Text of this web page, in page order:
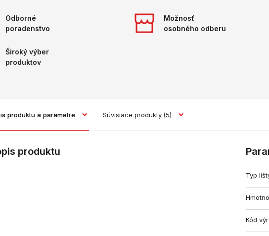
Odborné
poradenstvo
Možnosť
osobného odberu
Široký výber
produktov
produktu a parametre Súvisiace produkty (5)
produktu
Typ
Kód